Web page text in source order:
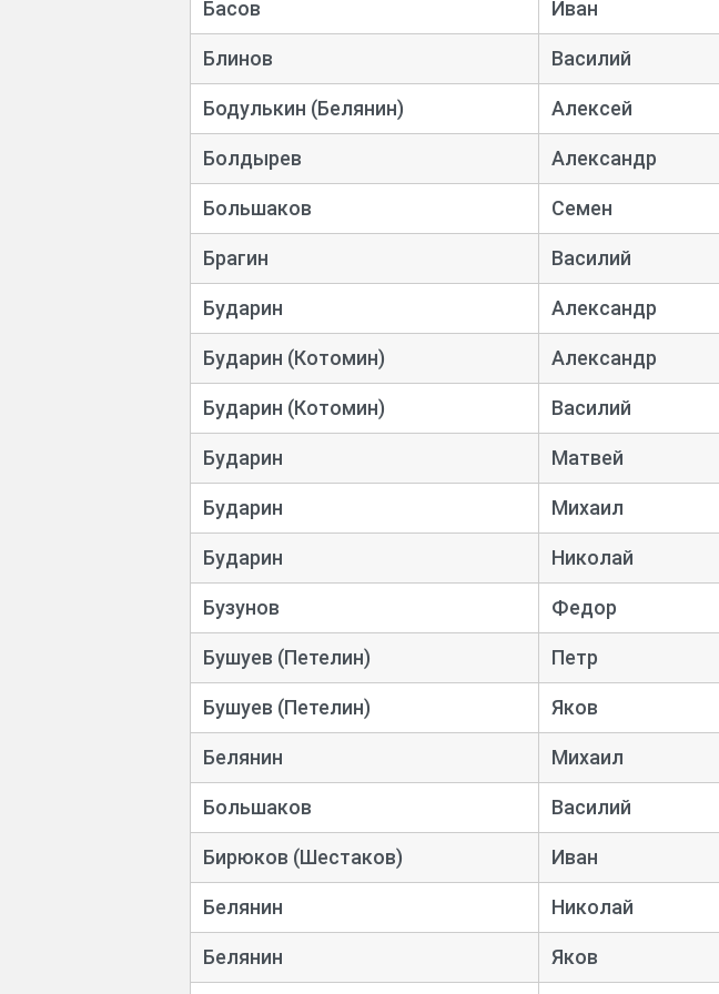
Басов Иван
Блинов Василий
Бодулькин (Белянин) Алексей
Болдырев Александр
Большаков Семен
Брагин Василий
Бударин Александр
Бударин (Котомин) Александр
Бударин (Котомин) Василий
Бударин Матвей
Бударин Михаил
Бударин Николай
Бузунов Федор
Бушуев (Петелин) Петр
Бушуев (Петелин) Яков
Белянин Михаил
Большаков Василий
Бирюков (Шестаков) Иван
Белянин Николай
Белянин Яков